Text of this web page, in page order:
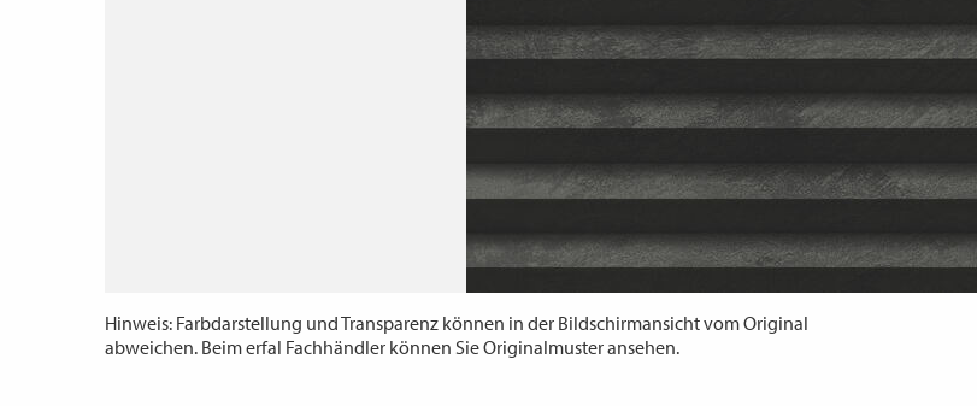
Hinweis: Farbdarstellung und Transparenz können in der Bildschirmansicht vom Original
abweichen. Beim erfal Fachhändler können Sie Originalmuster ansehen.